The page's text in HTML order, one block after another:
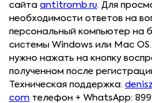
сайта antitromb.ru. Для
необходимости ответов на
персональный компьютер на
системы Windows или Mac
нужно нажать на кнопку
полученном после
Техническая поддержка:
com телефон + WhatsApp: